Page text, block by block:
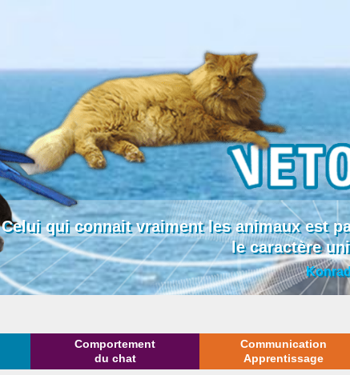
Celui qui connait vraiment les animaux est
le caractère
Biologie,
sciences
Comportement
du chat
Communication
Apprentissage